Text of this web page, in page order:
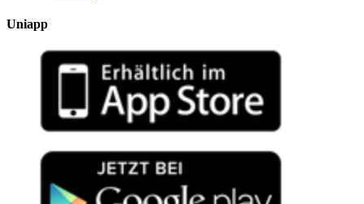
Uniapp